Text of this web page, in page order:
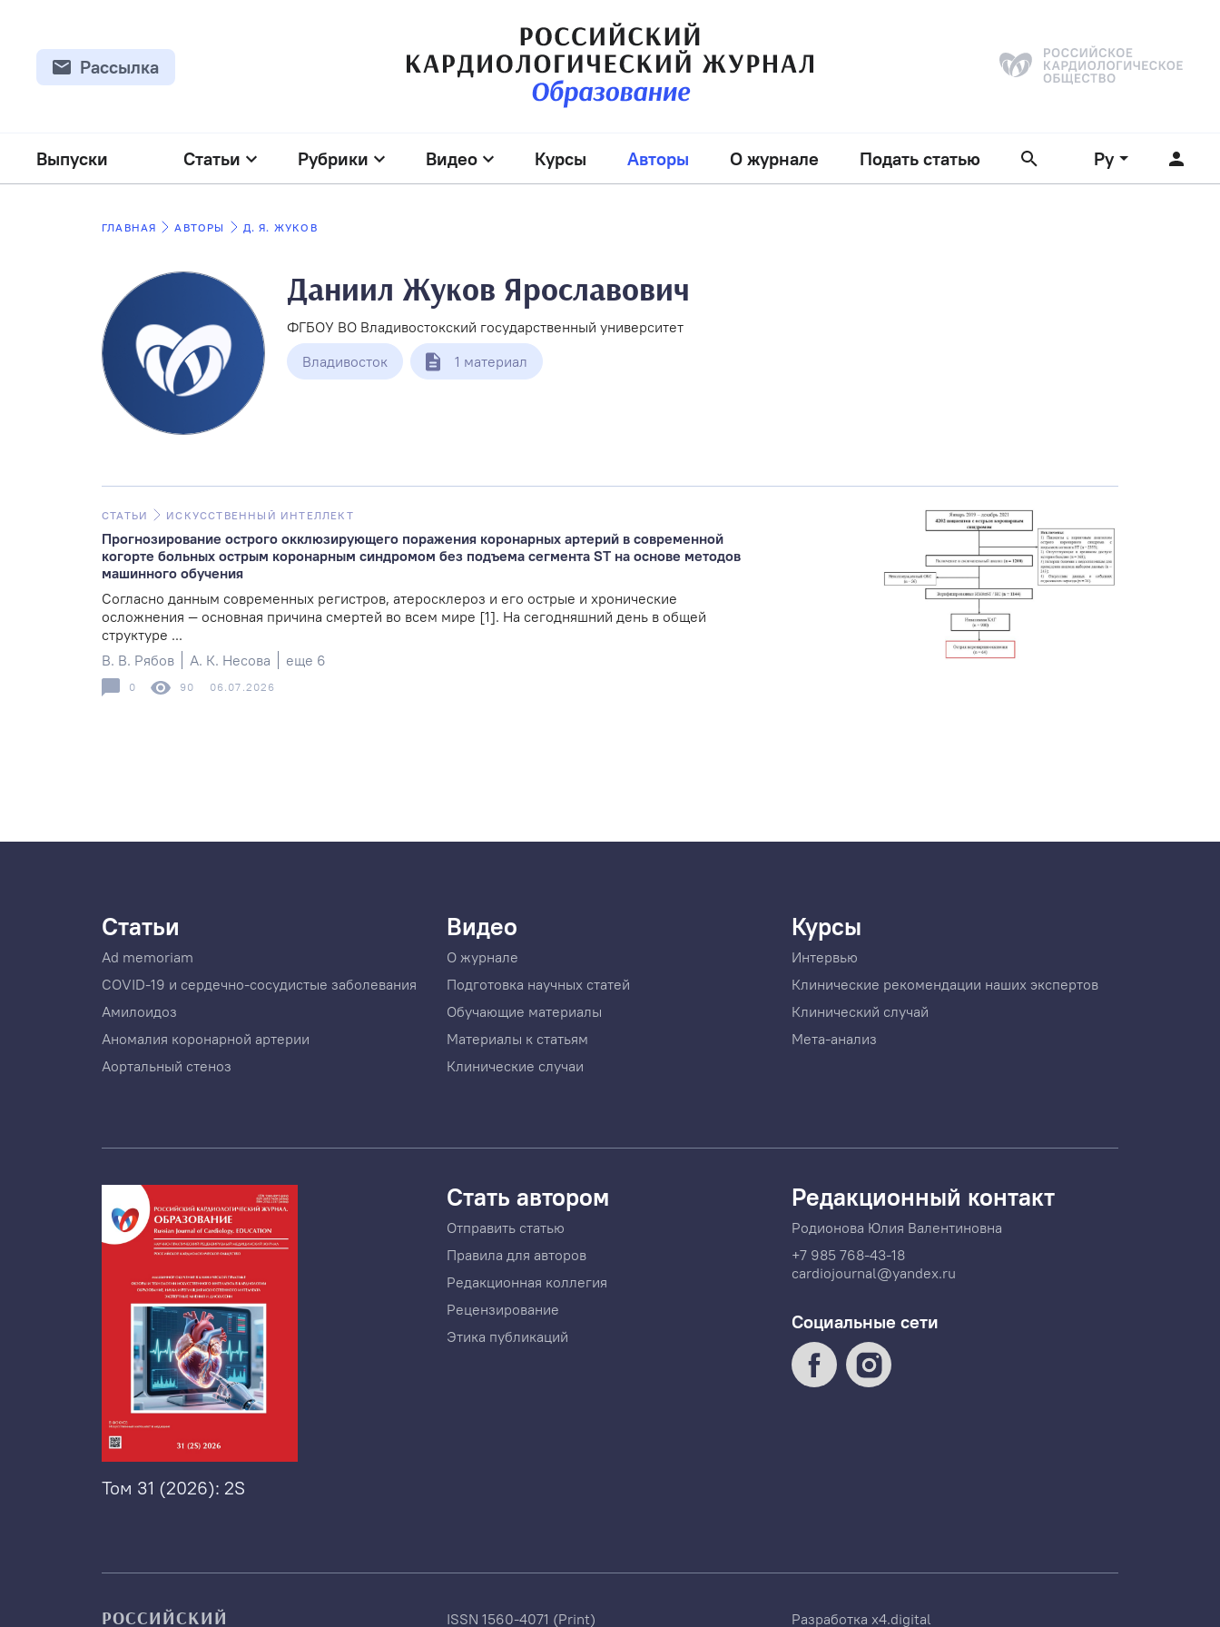
Рассылка
Выпуски Статьи Рубрики Видео Курсы Авторы О журнале Подать статью Ру
ГЛАВНАЯ АВТОРЫ Д. Я. ЖУКОВ
Даниил Жуков Ярославович
ФГБОУ ВО Владивостокский государственный университет
Владивосток
1 материал
СТАТЬИ ИСКУССТВЕННЫЙ ИНТЕЛЛЕКТ
Прогнозирование острого окклюзирующего поражения коронарных артерий в современной
когорте больных острым коронарным синдромом без подъема сегмента ST на основе методов
машинного обучения
Согласно данным современных регистров, атеросклероз и его острые и хронические
осложнения — основная причина смертей во всем мире [1]. На сегодняшний день в общей
структуре ...
В. В. Рябов
А. К. Несова еще 6
0 90 06.07.2026
Статьи
Ad memoriam
COVID-19 и сердечно-сосудистые заболевания
Амилоидоз
Аномалия коронарной артерии
Аортальный стеноз
Видео
О журнале
Подготовка научных статей
Обучающие материалы
Материалы к статьям
Клинические случаи
Курсы
Интервью
Клинические рекомендации наших экспертов
Клинический случай
Мета-анализ
Том 31 (2026): 2S
Стать автором
Отправить статью
Правила для авторов
Редакционная коллегия
Рецензирование
Этика публикаций
Редакционный контакт
Родионова Юлия Валентиновна
+7 985 768-43-18
cardiojournal@yandex.ru
Социальные сети
РОССИЙСКИЙ ISSN 1560-4071 (Print) Разработка x4.digital